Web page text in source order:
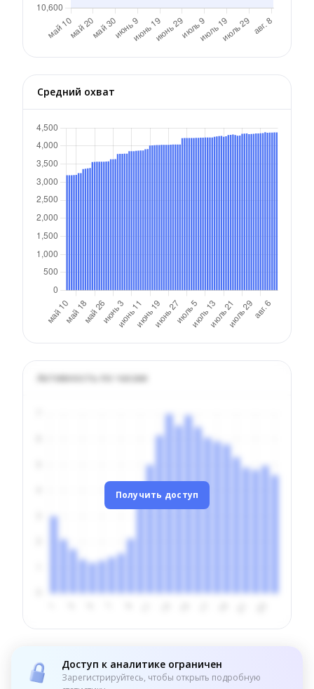
Средний охват
Активность по часам
Получить доступ
Доступ к аналитике ограничен
Зарегистрируйтесь, чтобы открыть подробную